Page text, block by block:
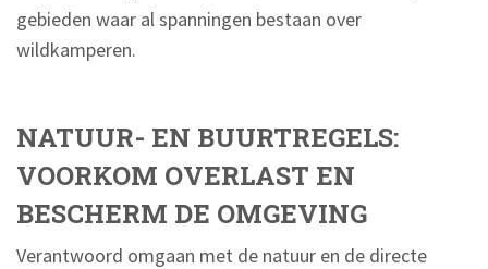
gebieden waar al spanningen bestaan over
wildkamperen.
NATUUR- EN BUURTREGELS:
VOORKOM OVERLAST EN
BESCHERM DE OMGEVING
Verantwoord omgaan met de natuur en de directe